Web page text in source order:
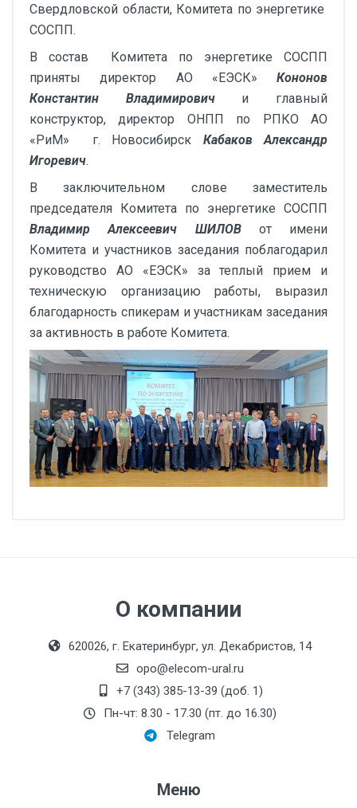
Свердловской области, Комитета по энергетике
СОСПП.
В состав Комитета по энергетике СОСПП
приняты директор АО «ЕЭСК» Кононов
Константин Владимировичи главный
конструктор, директор ОНПП по РПКО АО
«РиМ» г. Новосибирск Кабаков Александр
Игоревич.
В заключительном слове заместитель
председателя Комитета по энергетике СОСПП
Владимир Алексеевич ШИЛОВот имени
Комитета и участников заседания поблагодарил
руководство АО «ЕЭСК» за теплый прием и
техническую организацию работы, выразил
благодарность спикерам и участникам заседания
за активность в работе Комитета.
О компании
620026, г. Екатеринбург, ул. Декабристов, 14
opo@elecom-ural.ru
+7 (343) 385-13-39 (доб. 1)
Пн-чт: 8.30 - 17.30 (пт. до 16.30)
Telegram
Меню